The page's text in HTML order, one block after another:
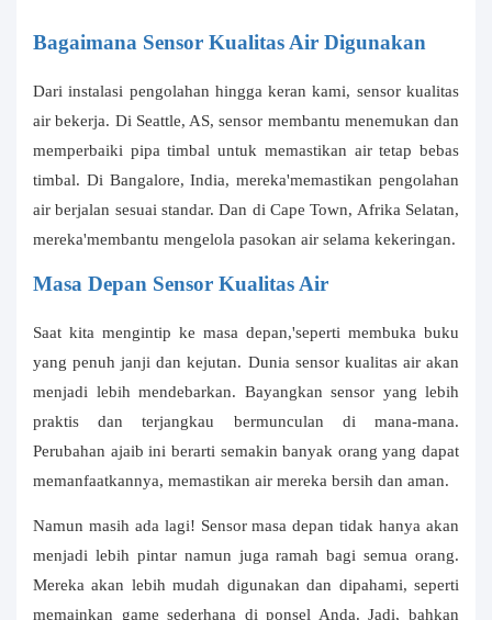
Bagaimana Sensor Kualitas Air Digunakan
Dari instalasi pengolahan hingga keran kami, sensor kualitas
air bekerja. Di Seattle, AS, sensor membantu menemukan dan
memperbaiki pipa timbal untuk memastikan air tetap bebas
timbal. Di Bangalore, India, mereka'memastikan pengolahan
air berjalan sesuai standar. Dan di Cape Town, Afrika Selatan,
mereka'membantu mengelola pasokan air selama kekeringan.
Masa Depan Sensor Kualitas Air
Saat kita mengintip ke masa depan,'seperti membuka buku
yang penuh janji dan kejutan. Dunia sensor kualitas air akan
menjadi lebih mendebarkan. Bayangkan sensor yang lebih
praktis dan terjangkau bermunculan di mana-mana.
Perubahan ajaib ini berarti semakin banyak orang yang dapat
memanfaatkannya, memastikan air mereka bersih dan aman.
Namun masih ada lagi! Sensor masa depan tidak hanya akan
menjadi lebih pintar namun juga ramah bagi semua orang.
Mereka akan lebih mudah digunakan dan dipahami, seperti
memainkan game sederhana di ponsel Anda. Jadi, bahkan